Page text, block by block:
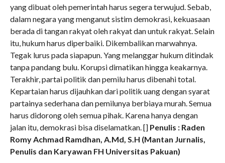
yang dibuat oleh pemerintah harus segera terwujud. Sebab,
dalam negara yang menganut sistim demokrasi, kekuasaan
berada di tangan rakyat oleh rakyat dan untuk rakyat. Selain
itu, hukum harus diperbaiki. Dikembalikan marwahnya.
Tegak lurus pada siapapun. Yang melanggar hukum ditindak
tanpa pandang bulu. Korupsi dimatikan hingga keakarnya.
Terakhir, partai politik dan pemilu harus dibenahi total.
Kepartaian harus dijauhkan dari politik uang dengan syarat
partainya sederhana dan pemilunya berbiaya murah. Semua
harus didorong oleh semua pihak. Karena hanya dengan
jalan itu, demokrasi bisa diselamatkan. [] Penulis : Raden
Romy Achmad Ramdhan, A.Md, S.H (Mantan Jurnalis,
Penulis dan Karyawan FH Universitas Pakuan)